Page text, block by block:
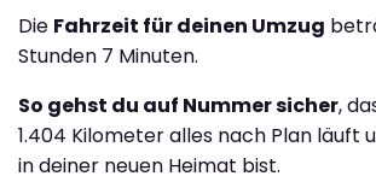
Die Fahrzeit für deinen Umzug
Stunden 7 Minuten.
So gehst du auf Nummer sicher,
1.404 Kilometer alles nach Plan läuft
in deiner neuen Heimat bist.